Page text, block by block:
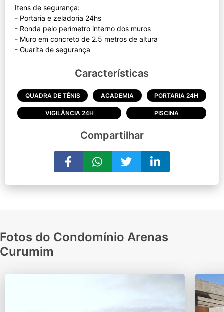
Itens de segurança:
- Portaria e zeladoria 24hs
- Ronda pelo perímetro interno dos muros
- Muro em concreto de 2.5 metros de altura
Características
QUADRA DE TÊNIS ACADEMIA PORTARIA 24H
VIGILÂNCIA 24H PISCINA
Compartilhar
Fotos do Condomínio Arenas
Curumim